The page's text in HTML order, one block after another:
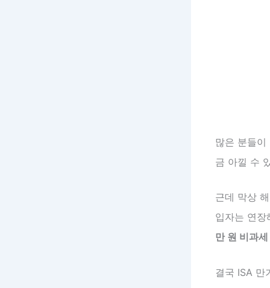
많은 분들
금 아낄 수
근데 막상
입자는 연
만 원 비과
결국 ISA 만